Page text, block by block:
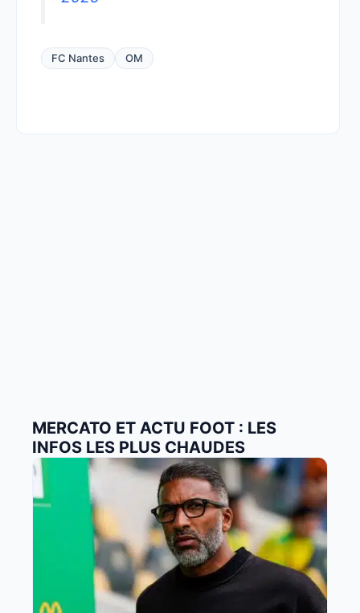
FC Nantes OM
MERCATO ET ACTU FOOT : LES
INFOS LES PLUS CHAUDES